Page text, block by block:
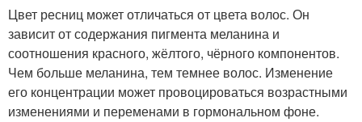
Цвет ресниц может отличаться от цвета волос. Он
зависит от содержания пигмента меланина и
соотношения красного, жёлтого, чёрного компонентов.
Чем больше меланина, тем темнее волос. Изменение
его концентрации может провоцироваться возрастными
изменениями и переменами в гормональном фоне.